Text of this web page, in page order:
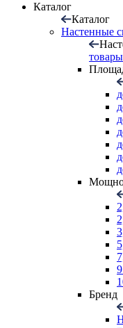
Каталог
Каталог
Настенные
товары
Бренд